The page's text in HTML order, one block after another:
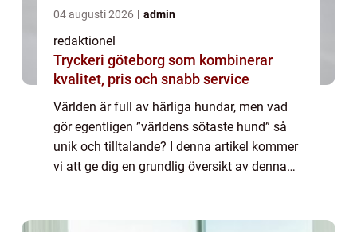
04 augusti 2026 admin
redaktionel
Tryckeri göteborg som kombinerar
kvalitet, pris och snabb service
Världen är full av härliga hundar, men vad
gör egentligen ”världens sötaste hund” så
unik och tilltalande? I denna artikel kommer
vi att ge dig en grundlig översikt av denna